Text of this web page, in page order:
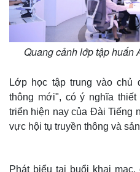
Quang cảnh lớp tập huấn
Lớp học tập trung vào chủ
thông mới", có ý nghĩa
triển hiện nay của Đài Tiếng
vực hội tụ truyền thông và
Phát biểu tại buổi khai